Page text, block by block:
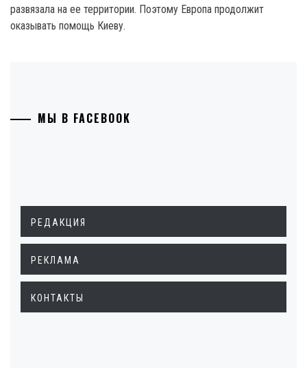
развязала на ее территории. Поэтому Европа продолжит
оказывать помощь Киеву.
МЫ В FACEBOOK
РЕДАКЦИЯ
РЕКЛАМА
КОНТАКТЫ